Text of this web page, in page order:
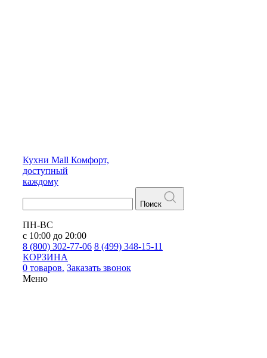
Кухни Mall Комфорт,
доступный
каждому
Поиск
ПН-ВС
с 10:00 до 20:00
8 (800) 302-77-06 8 (499) 348-15-11
КОРЗИНА
0 товаров. Заказать звонок
Меню